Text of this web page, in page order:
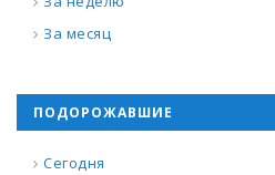
За месяц
ПОДОРОЖАВШИЕ
Сегодня